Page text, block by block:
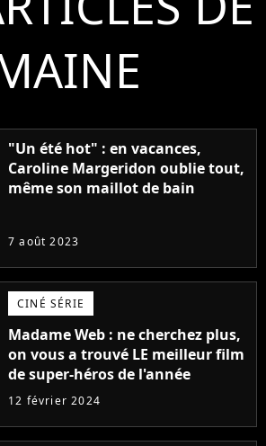
"Un été hot" : en vacances,
Caroline Margeridon oublie tout,
même son maillot de bain
7 août 2023
CINÉ SÉRIE
Madame Web : ne cherchez plus,
on vous a trouvé LE meilleur film
de super-héros de l'année
12 février 2024